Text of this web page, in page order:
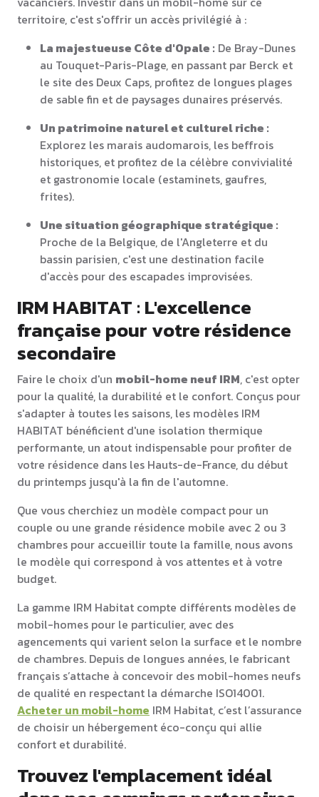
territoire, c'est s'offrir un accès privilégié à :
La majestueuse Côte d'Opale : De Bray-Dunes
au Touquet-Paris-Plage, en passant par Berck et
le site des Deux Caps, profitez de longues plages
de sable fin et de paysages dunaires préservés.
Un patrimoine naturel et culturel riche :
Explorez les marais audomarois, les beffrois
historiques, et profitez de la célèbre convivialité
et gastronomie locale (estaminets, gaufres,
frites).
Une situation géographique stratégique :
Proche de la Belgique, de l'Angleterre et du
bassin parisien, c'est une destination facile
d'accès pour des escapades improvisées.
IRM HABITAT : L'excellence
française pour votre résidence
secondaire
Faire le choix d'un mobil-home neuf IRM, c'est opter
pour la qualité, la durabilité et le confort. Conçus pour
s'adapter à toutes les saisons, les modèles IRM
HABITAT bénéficient d'une isolation thermique
performante, un atout indispensable pour profiter de
votre résidence dans les Hauts-de-France, du début
du printemps jusqu'à la fin de l'automne.
Que vous cherchiez un modèle compact pour un
couple ou une grande résidence mobile avec 2 ou 3
chambres pour accueillir toute la famille, nous avons
le modèle qui correspond à vos attentes et à votre
budget.
La gamme IRM Habitat compte différents modèles de
mobil-homes pour le particulier, avec des
agencements qui varient selon la surface et le nombre
de chambres. Depuis de longues années, le fabricant
français s’attache à concevoir des mobil-homes neufs
de qualité en respectant la démarche ISO14001.
Acheter un mobil-home IRM Habitat, c’est l’assurance
de choisir un hébergement éco-conçu qui allie
confort et durabilité.
Trouvez l'emplacement idéal